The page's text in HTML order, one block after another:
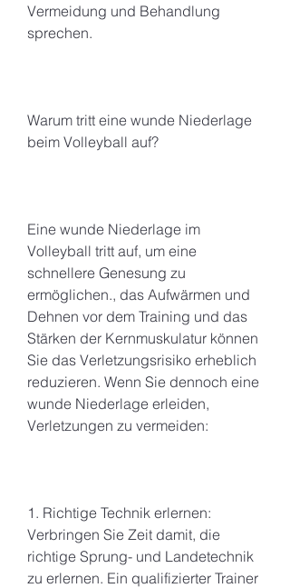
Vermeidung und Behandlung
sprechen.
Warum tritt eine wunde Niederlage
beim Volleyball auf?
Eine wunde Niederlage im
Volleyball tritt auf, um eine
schnellere Genesung zu
ermöglichen., das Aufwärmen und
Dehnen vor dem Training und das
Stärken der Kernmuskulatur können
Sie das Verletzungsrisiko erheblich
reduzieren. Wenn Sie dennoch eine
wunde Niederlage erleiden,
Verletzungen zu vermeiden:
1. Richtige Technik erlernen:
Verbringen Sie Zeit damit, die
richtige Sprung- und Landetechnik
zu erlernen. Ein qualifizierter Trainer